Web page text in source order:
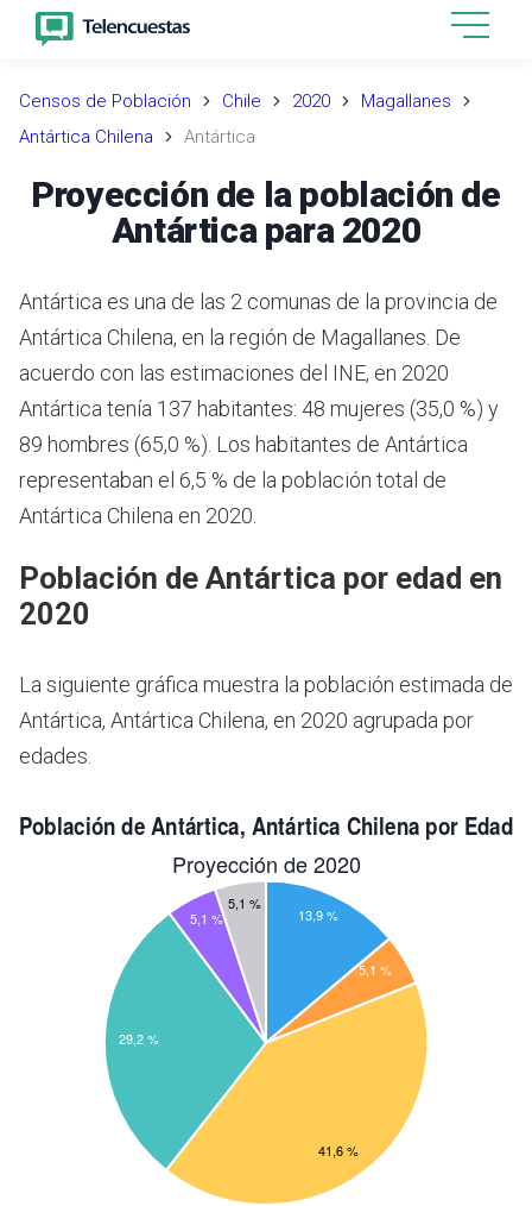
Censos de Población Chile 2020
Magallanes
Antártica Chilena
Antártica
Proyección de la población de
Antártica para 2020
Antártica es una de las 2 comunas de la provincia de
Antártica Chilena, en la región de Magallanes. De
acuerdo con las estimaciones del INE, en 2020
Antártica tenía 137 habitantes: 48 mujeres (35,0 %) y
89 hombres (65,0 %). Los habitantes de Antártica
representaban el 6,5 % de la población total de
Antártica Chilena en 2020.
Población de Antártica por edad en
2020
La siguiente gráfica muestra la población estimada de
Antártica, Antártica Chilena, en 2020 agrupada por
edades.